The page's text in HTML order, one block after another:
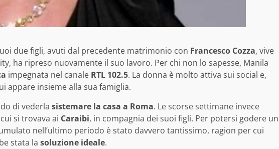
due figli, avuti dal precedente matrimonio con Francesco Cozza, vive
ha ripreso nuovamente il suo lavoro. Per chi non lo sapesse, Manila
impegnata nel canale RTL 102.5. La donna è molto attiva sui social e,
appare insieme alla sua famiglia.
di vederla sistemare la casa a Roma. Le scorse settimane invece
si trovava ai Caraibi, in compagnia dei suoi figli. Per potersi godere un
nell’ultimo periodo è stato davvero tantissimo, ragion per cui
stata la soluzione ideale.